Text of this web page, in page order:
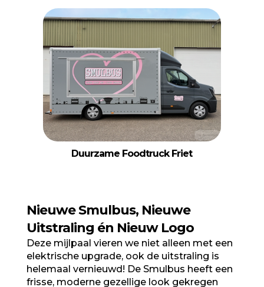
Duurzame Foodtruck Friet
Nieuwe Smulbus, Nieuwe
Uitstraling én Nieuw Logo
Deze mijlpaal vieren we niet alleen met een
elektrische upgrade, ook de uitstraling is
helemaal vernieuwd! De Smulbus heeft een
frisse, moderne gezellige look gekregen